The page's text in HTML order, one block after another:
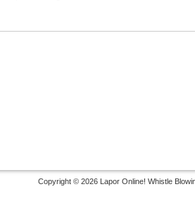
Copyright © 2026 Lapor Online! Whistle